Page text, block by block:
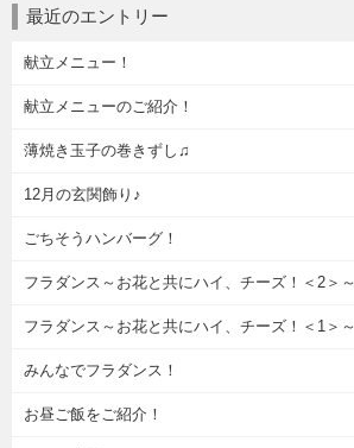
最近のエントリー
献立メニュー！
献立メニューのご紹介！
薄焼き玉子の巻きずし♫
12月の玄関飾り♪
ごちそうハンバーグ！
フラダンス～お花と共にハイ、チーズ！＜2＞～
フラダンス～お花と共にハイ、チーズ！＜1＞～
みんなでフラダンス！
お昼ご飯をご紹介！